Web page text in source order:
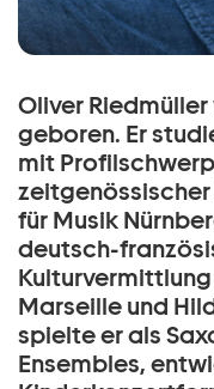
Oliver Riedmüller
geboren. Er
mit
für Musik
deutsch-
Marseille und
spielte er als
Ensembles,